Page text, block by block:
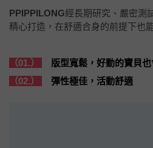
PPIPPILONG經長期研究、嚴密測
精心打造，在舒適合身的前提下也
（01.）
版型寬鬆，好動的寶貝
（02.）
彈性極佳，活動舒適